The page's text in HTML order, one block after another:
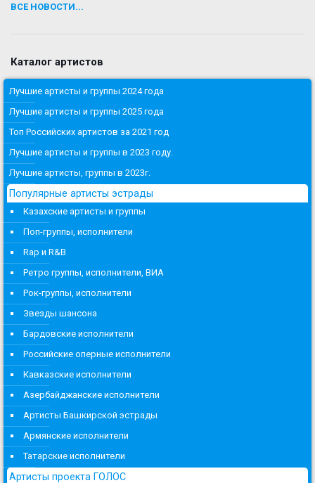
ВСЕ НОВОСТИ...
Каталог артистов
Лучшие артисты и группы 2024 года
Лучшие артисты и группы 2025 года
Топ Российских артистов за 2021 год
Лучшие артисты и группы в 2023 году.
Лучшие артисты, группы в 2023г.
Популярные артисты эстрады
Казахские артисты и группы
Поп-группы, исполнители
Rap и R&B
Ретро группы, исполнители, ВИА
Рок-группы, исполнители
Звезды шансона
Бардовские исполнители
Российские оперные исполнители
Кавказские исполнители
Азербайджанские исполнители
Артисты Башкирской эстрады
Армянские исполнители
Татарские исполнители
Артисты проекта ГОЛОС